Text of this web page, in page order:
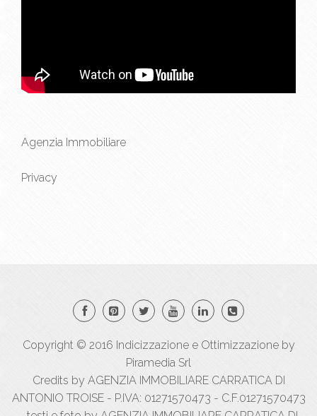
Agenzia Immobiliare
Privacy
Copyright © 2016 Indicizzazionee Ottimizzazioneby
Piramedia Srl
Credits by AGENZIA IMMOBILIARE CARRATICA DI
ANTONIO TROISE - P.IVA: 01271570473 - C.F.01271570473